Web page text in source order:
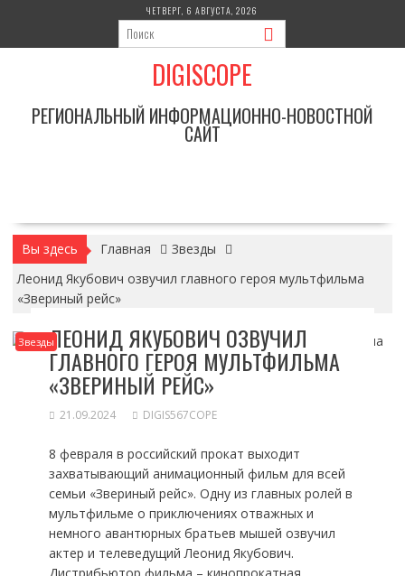
содержимому
ЧЕТВЕРГ, 6 АВГУСТА, 2026
DIGISCOPE
РЕГИОНАЛЬНЫЙ ИНФОРМАЦИОННО-НОВОСТНОЙ
САЙТ
Вы здесь Главная
Звезды
Леонид Якубович озвучил главного героя мультфильма
«Звериный рейс»
ЗвездыЛЕОНИД ЯКУБОВИЧ ОЗВУЧИЛ
ГЛАВНОГО ГЕРОЯ МУЛЬТФИЛЬМА
«ЗВЕРИНЫЙ РЕЙС»
21.09.2024 DIGIS567COPE
8 февраля в российский прокат выходит
захватывающий анимационный фильм для всей
семьи «Звериный рейс». Одну из главных ролей в
мультфильме о приключениях отважных и
немного авантюрных братьев мышей озвучил
актер и телеведущийЛеонид Якубович.